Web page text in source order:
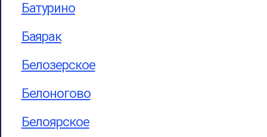
Батурино
Баярак
Белозерское
Белоногово
Белоярское